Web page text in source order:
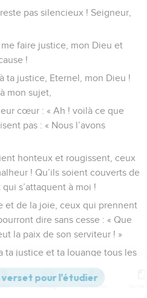
pas silencieux ! Seigneur,
faire justice, mon Dieu et
!
ta justice, Eternel, mon Dieu !
mon sujet,
cœur : « Ah ! voilà ce que
pas : « Nous l’avons
honteux et rougissent, ceux
! Qu’ils soient couverts de
s’attaquent à moi !
et de la joie, ceux qui prennent
dire sans cesse : « Que
la paix de son serviteur ! »
ta justice et ta louange tous les
Commentaires Strong